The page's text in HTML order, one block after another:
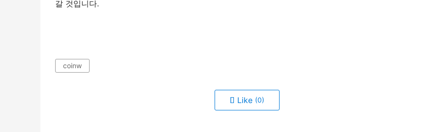
갈 것입니다.
coinw
Like (0)